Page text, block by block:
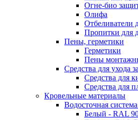
Огне-био
Олифа
Отбеливатели
Пропитки для
Пены, герметики
Герметики
Пены
Средства для ухода
Средства для
Средства для
Кровельные материалы
Водосточная
Белый - RAL